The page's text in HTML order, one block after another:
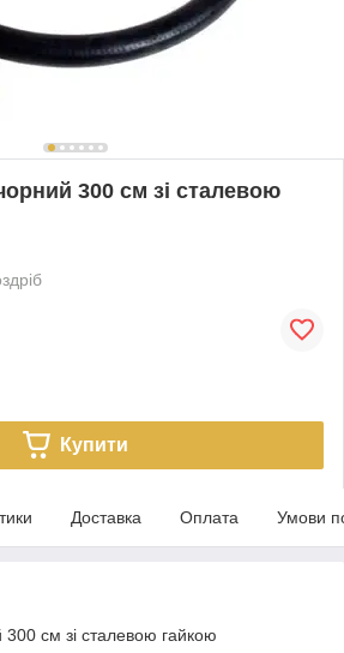
300 см зі сталевою
Купити
Доставка Оплата Умови
см зі сталевою гайкою